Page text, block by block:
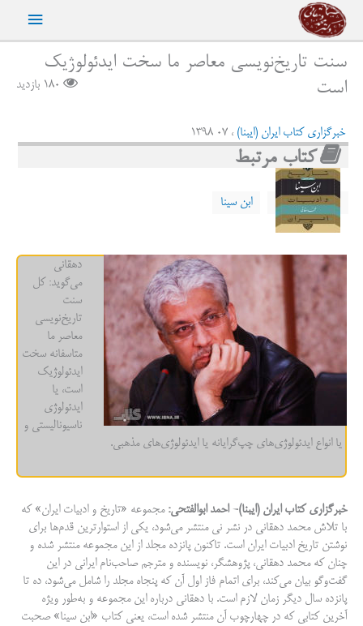
محتوا
فهرست
سنت تاریخ‌نویسی معاصر ما سخت ایدئولوژیک
است
خبرگزاری کتاب ایران (ایبنا) ، 07 1398
کتاب مرتبط
ابن سینا
دهقانی
می‌گوید: کل
سنت
تاریخ‌نویسی
معاصر ما
متاسفانه سخت
ایدئولوژیک
است، یا
ایدئولوژی
ناسیونالیستی و
یا انواع ایدئولوژی‌های چپ‌گرایانه یا ایدئولوژی‌های مذهبی.
خبرگزاری کتاب ایران (ایبنا)- احمد ابوالفتحی: مجموعه «تاریخ و ادبیات ایران» که
با تلاش محمد دهقانی در نشر نی منتشر می‌شود، یکی از استوارترین قدم‌ها برای
نوشتن تاریخ ادبیات ایران است. تاکنون پانزده مجلد از این مجموعه منتشر شده و
چنان که محمد دهقانی، پژوهشگر، نویسنده و مترجم صاحب‌نام ایرانی در این
گفت‌وگو بیان می‌کند، برای اتمام فاز اول آن که پنجاه مجلد را شامل می‌شود، ده تا
پانزده سال دیگر زمان لازم است. با دهقانی درباره این مجموعه و به‌طور ویژه
آخرین کتابی که در چهارچوب آن منتشر شده است، یعنی کتاب «ابن سینا» صحبت